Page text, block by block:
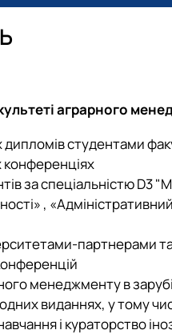
аграрного
студентами
конференціях
за спеціальністю
,
партнерами
менеджменту в
виданнях, у тому
і кураторство